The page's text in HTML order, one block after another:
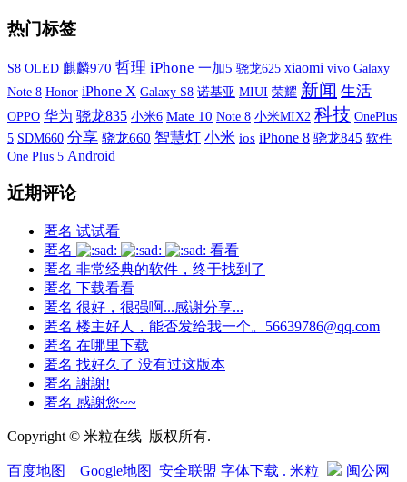
热门标签
S8 OLED 麒麟970 哲理 iPhone 一加5 骁龙625 xiaomi vivo Galaxy
Note 8 Honor iPhone X Galaxy S8 诺基亚 MIUI 荣耀 新闻 生活
OPPO 华为 骁龙835 小米6 Mate 10 Note 8 小米MIX2 科技 OnePlus
5 SDM660 分享 骁龙660 智慧灯 小米 ios iPhone 8 骁龙845 软件
One Plus 5 Android
近期评论
匿名 试试看
匿名
看看
匿名 非常经典的软件，终于找到了
匿名 下载看看
匿名 很好，很强啊...感谢分享...
匿名 楼主好人，能否发给我一个。56639786@qq.com
匿名 在哪里下载
匿名 找好久了 没有过这版本
匿名 謝謝!
匿名 感謝您~~
Copyright © 米粒在线 版权所有.
百度地图 Google地图 安全联盟 字体下载 . 米粒
闽公网